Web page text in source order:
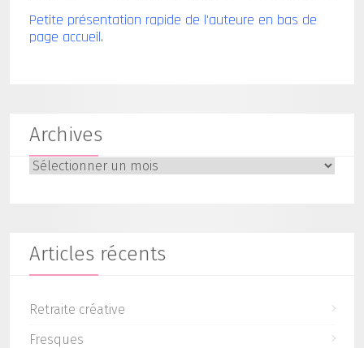
Petite présentation rapide de l'auteure en bas de
page accueil.
Archives
Articles récents
Retraite créative
Fresques